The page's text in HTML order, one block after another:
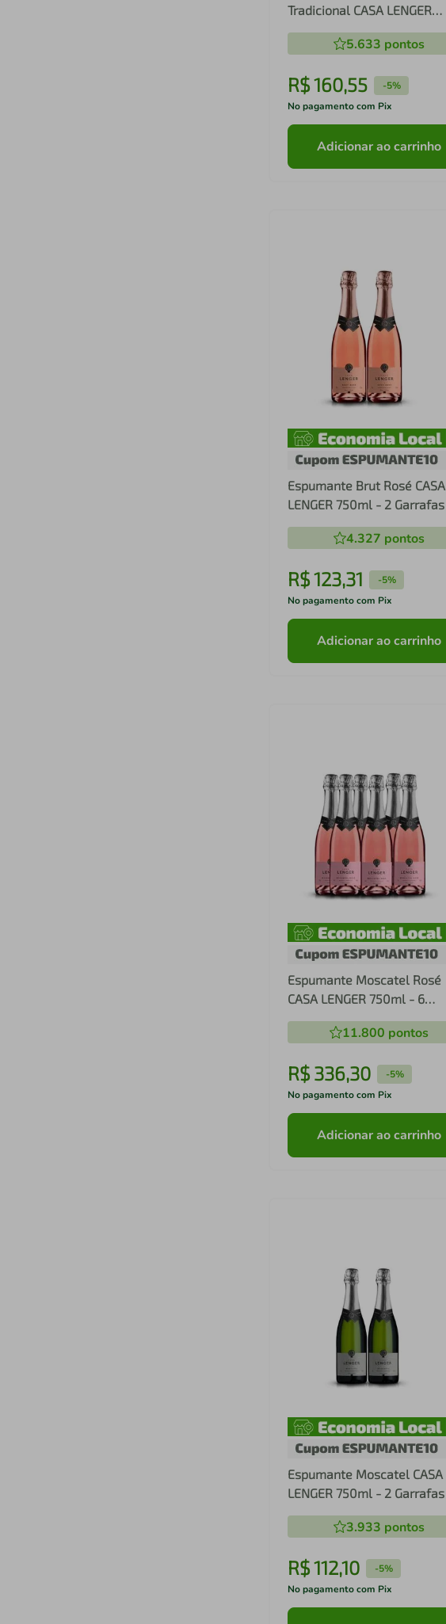
Tradicional CASA LENGER
750ml
5.633 pontos
R$160,55 -5%
No pagamento com Pix
Adicionar ao carrinho
Espumante Brut Rosé CASA
LENGER 750ml - 2 Garrafas
4.327 pontos
R$123,31 -5%
No pagamento com Pix
Adicionar ao carrinho
Espumante Moscatel Rosé
CASA LENGER 750ml - 6
Garrafas
11.800 pontos
R$ 336,30 -5%
No pagamento com Pix
Adicionar ao carrinho
Espumante Moscatel CASA
LENGER 750ml - 2 Garrafas
3.933 pontos
R$112,10 -5%
No pagamento com Pix